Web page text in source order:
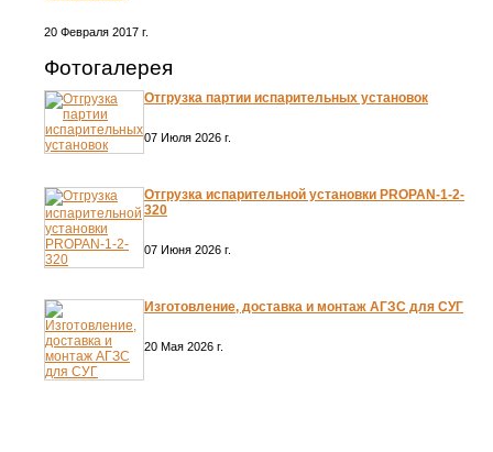
20 Февраля 2017 г.
Фотогалерея
Отгрузка партии испарительных установок
07 Июля 2026 г.
Отгрузка испарительной установки PROPAN-1-2-
320
07 Июня 2026 г.
Изготовление, доставка и монтаж АГЗС для СУГ
20 Мая 2026 г.